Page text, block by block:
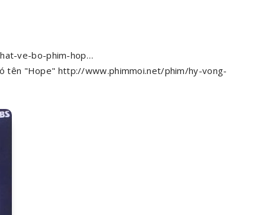
ve-bo-phim-hop…
tên "Hope" http://www.phimmoi.net/phim/hy-vong-